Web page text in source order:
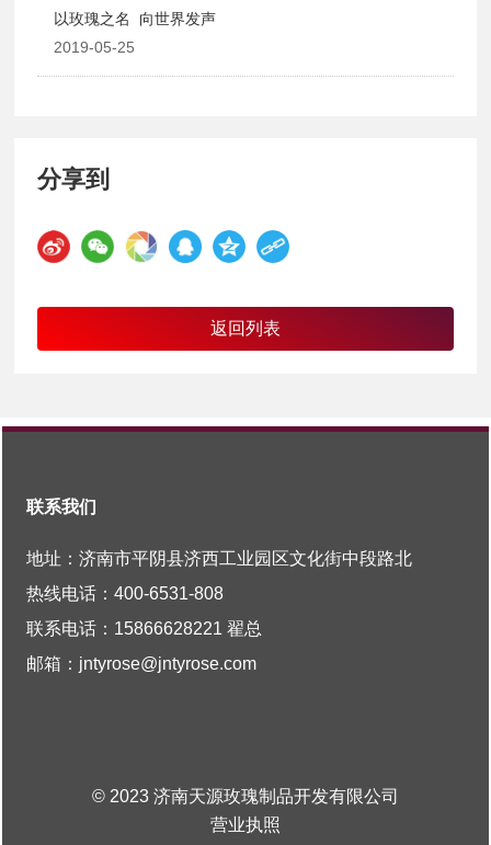
以玫瑰之名 向世界发声
2019-05-25
分享到
返回列表
联系我们
地址：济南市平阴县济西工业园区文化街中段路北
热线电话：400-6531-808
联系电话： 15866628221 翟总
邮箱： jntyrose@jntyrose.com
© 2023 济南天源玫瑰制品开发有限公司
营业执照